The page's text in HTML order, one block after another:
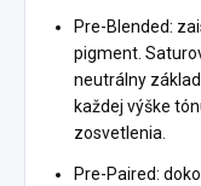
Pre-Blended:
pigment.
neutrálny
každej výške
zosvetlenia.
Pre-Paired: